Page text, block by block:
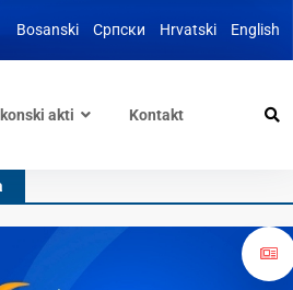
Bosanski Српски Hrvatski English
akti Kontakt